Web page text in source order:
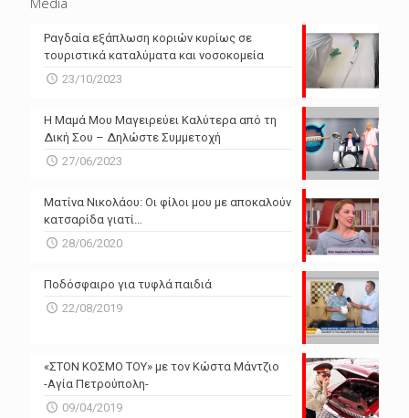
Ραγδαία εξάπλωση κοριών κυρίως σε
τουριστικά καταλύματα και νοσοκομεία
23/10/2023
Η Μαμά Μου Μαγειρεύει Καλύτερα από τη
Δική Σου – Δηλώστε Συμμετοχή
27/06/2023
Ματίνα Νικολάου: Οι φίλοι μου με αποκαλούν
κατσαρίδα γιατί…
28/06/2020
Ποδόσφαιρο για τυφλά παιδιά
22/08/2019
«ΣΤΟΝ ΚΟΣΜΟ ΤΟΥ» με τον Κώστα Μάντζιο
-Αγία Πετρούπολη-
09/04/2019